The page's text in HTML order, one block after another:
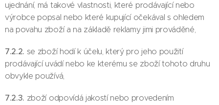
ujednání, má takové vlastnosti, které prodávající nebo
výrobce popsal nebo které kupující očekával s ohledem
na povahu zboží a na základě reklamy jimi prováděné,
7.2.2. se zboží hodí k účelu, který pro jeho použití
prodávající uvádí nebo ke kterému se zboží tohoto druhu
obvykle používá,
7.2.3. zboží odpovídá jakostí nebo provedením